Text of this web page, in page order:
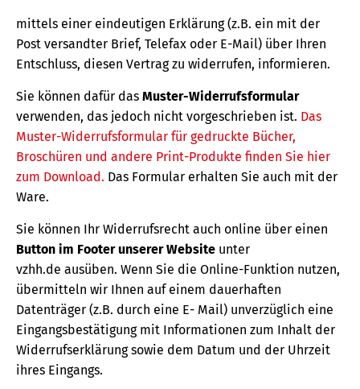
mittels einer eindeutigen Erklärung (z.B. ein mit der
Post versandter Brief, Telefax oder E-Mail) über Ihren
Entschluss, diesen Vertrag zu widerrufen, informieren.
Sie können dafür das Muster-Widerrufsformular
verwenden, das jedoch nicht vorgeschrieben ist. Das
Muster-Widerrufsformular für gedruckte Bücher,
Broschüren und andere Print-Produkte finden Sie hier
zum Download. Das Formular erhalten Sie auch mit der
Ware.
Sie können Ihr Widerrufsrecht auch online über einen
Button im Footer unserer Website unter
vzhh.de ausüben. Wenn Sie die Online-Funktion nutzen,
übermitteln wir Ihnen auf einem dauerhaften
Datenträger (z.B. durch eine E- Mail) unverzüglich eine
Eingangsbestätigung mit Informationen zum Inhalt der
Widerrufserklärung sowie dem Datum und der Uhrzeit
ihres Eingangs.